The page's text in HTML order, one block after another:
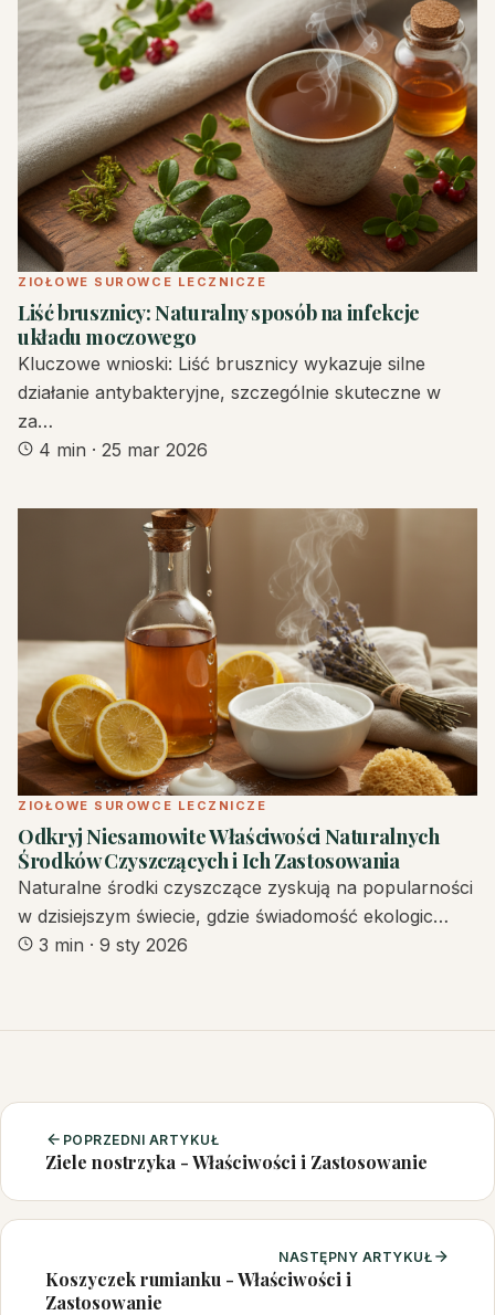
ZIOŁOWE SUROWCE LECZNICZE
Liść brusznicy: Naturalny sposób na infekcje
układu moczowego
Kluczowe wnioski: Liść brusznicy wykazuje silne
działanie antybakteryjne, szczególnie skuteczne w
za…
4 min · 25 mar 2026
ZIOŁOWE SUROWCE LECZNICZE
Odkryj Niesamowite Właściwości Naturalnych
Środków Czyszczących i Ich Zastosowania
Naturalne środki czyszczące zyskują na popularności
w dzisiejszym świecie, gdzie świadomość ekologic…
3 min · 9 sty 2026
POPRZEDNI ARTYKUŁ
Ziele nostrzyka - Właściwości i Zastosowanie
NASTĘPNY ARTYKUŁ
Koszyczek rumianku - Właściwości i
Zastosowanie